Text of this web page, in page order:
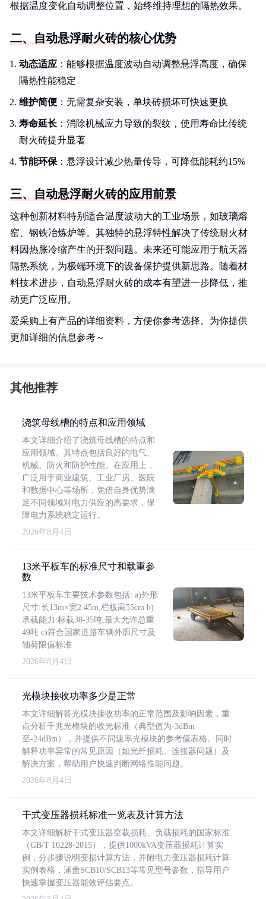
根据温度变化自动调整位置，始终维持理想的隔热效果。
二、自动悬浮耐火砖的核心优势
动态适应 ：能够根据温度波动自动调整悬浮高度，确保
隔热性能稳定
维护简便 ：无需复杂安装，单块砖损坏可快速更换
寿命延长 ：消除机械应力导致的裂纹，使用寿命比传统
耐火砖提升显著
节能环保 ：悬浮设计减少热量传导，可降低能耗约15%
三、自动悬浮耐火砖的应用前景
这种创新材料特别适合温度波动大的工业场景，如玻璃熔
窑、钢铁冶炼炉等。其独特的悬浮特性解决了传统耐火材
料因热胀冷缩产生的开裂问题。未来还可能应用于航天器
隔热系统，为极端环境下的设备保护提供新思路。随着材
料技术进步，自动悬浮耐火砖的成本有望进一步降低，推
动更广泛应用。
爱采购上有产品的详细资料，方便你参考选择。为你提供
更加详细的信息参考～
其他推荐
浇筑母线槽的特点和应用领域
本文详细介绍了浇筑母线槽的特点和
应用领域。其特点包括良好的电气、
机械、防火和防护性能。在应用上，
广泛用于商业建筑、工业厂房、医院
和数据中心等场所，凭借自身优势满
足不同领域对电力供应的高要求，保
障电力系统稳定运行。
2026年8月4日
13米平板车的标准尺寸和载重参
数
13米平板车主要技术参数包括: a)外形
尺寸:长13m×宽2.45m,栏板高55cm b)
承载能力:标载30-35吨,最大允许总重
49吨 c)符合国家道路车辆外廓尺寸及
轴荷限值标准
2026年8月4日
光模块接收功率多少是正常
本文详细解答光模块接收功率的正常范围及影响因素，重
点分析千兆光模块的收光标准（典型值为-3dBm
至-24dBm），并提供不同速率光模块的参考值表格。同时
解释功率异常的常见原因（如光纤损耗、连接器问题）及
解决方案，帮助用户快速判断网络性能问题。
2026年8月4日
干式变压器损耗标准一览表及计算方法
本文详细解析干式变压器空载损耗、负载损耗的国家标准
（GB/T 10228-2015），提供1000kVA变压器损耗计算实
例，分步骤说明变损计算方法，并附电力变压器损耗计算
实例表格，涵盖SCB10/SCB13等常见型号参数，指导用户
快速掌握变压器能效评估要点。